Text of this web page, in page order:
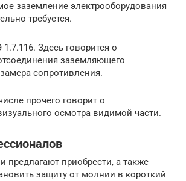
заземление электрооборудования
требуется.
Здесь говорится о
заземляющего
сопротивления.
прочего говорит о
осмотра видимой части.
предлагают приобрести, а также
защиту от молнии в короткий